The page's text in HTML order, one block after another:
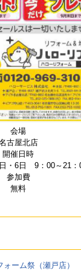
会場
古屋北店
開催日時
・6日 9：00～21：
参加費
無料